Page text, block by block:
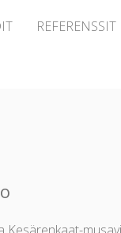
REFERENSSIT